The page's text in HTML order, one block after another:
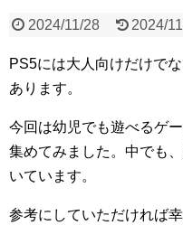
2024/11/28 2024/
PS5には大人向けだけで
あります。
今回は幼児でも遊べるゲ
集めてみました。中でも
いています。
参考にしていただければ幸